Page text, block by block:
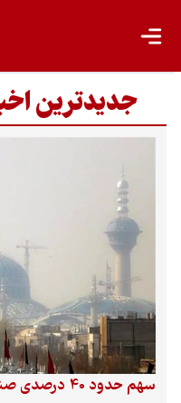
جدیدترین اخبار
سهم حدود 40 درصدی صنایع در آلودگی هوای اصفهان